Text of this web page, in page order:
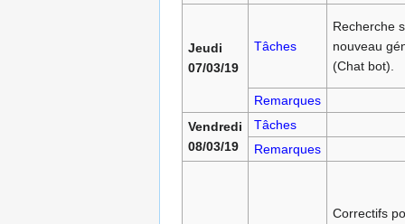
Jeudi
07/03/19
Tâches
Recherche
nouveau
(Chat bot).
Remarques
Vendredi
08/03/19
Tâches
Remarques
Correctifs